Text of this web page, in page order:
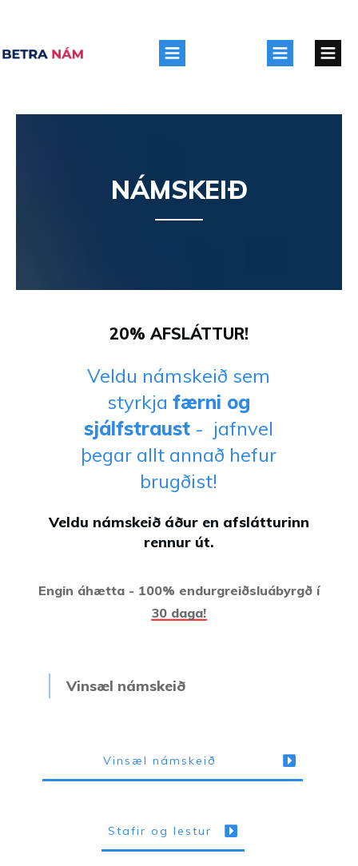
NÁMSKEIÐ
20% AFSLÁTTUR!
Veldu námskeið sem
styrkjafærni og
sjálfstraust - jafnvel
þegar allt annað hefur
brugðist!
Veldu námskeið áður en afslátturinn
rennur út.
Engin áhætta - 100% endurgreiðsluábyrgð í
30 daga!
Vinsæl námskeið
Vinsæl námskeið
Stafir og lestur